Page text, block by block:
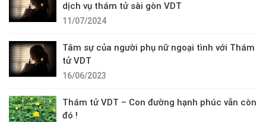
dịch vụ thám tử sài gòn VDT
11/07/2024
Tâm sự của người phụ nữ ngoại tình với Thám
tử VDT
16/06/2023
Thám tử VDT – Con đường hạnh phúc vẫn còn
đó !